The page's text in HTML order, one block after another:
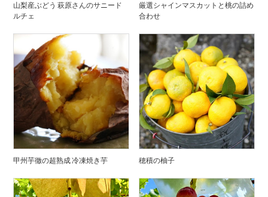
山梨産ぶどう 萩原さんのサニード
ルチェ
厳選シャインマスカットと桃の詰め
合わせ
甲州芋徹の超熟成 冷凍焼き芋 穂積の柚子